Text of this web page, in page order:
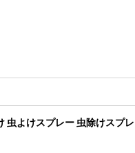
スプレー 虫除けスプレ